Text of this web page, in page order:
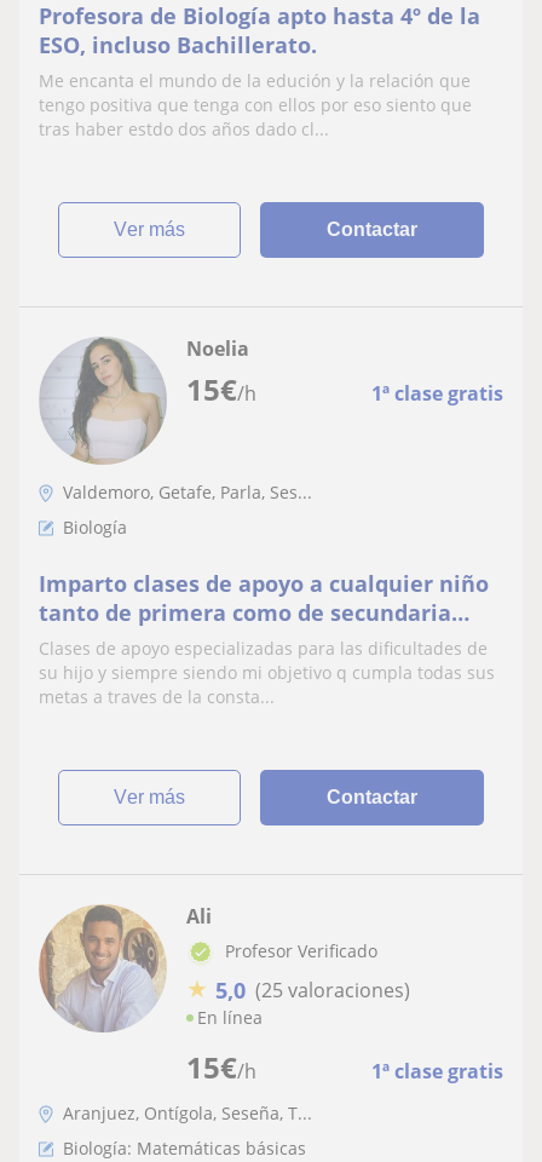
Profesora de Biología apto hasta 4º de la
ESO, incluso Bachillerato.
Me encanta el mundo de la edución y la relación que
tengo positiva que tenga con ellos por eso siento que
tras haber estdo dos años dado cl...
ver más Contactar
15€/h 1ª clase gratis
Noelia
Valdemoro, Getafe, Parla, Ses...
Biología
Imparto clases de apoyo a cualquier niño
tanto de primera como de secundaria
segun sus necesidades
Clases de apoyo especializadas para las dificultades de
su hijo y siempre siendo mi objetivo q cumpla todas sus
metas a traves de la consta...
ver más Contactar
15€/h 1ª clase gratis
Ali
Profesor Verificado
★ 5,0 (25 valoraciones)
En línea
Aranjuez, Ontígola, Seseña, T...
Biología: Matemáticas básicas